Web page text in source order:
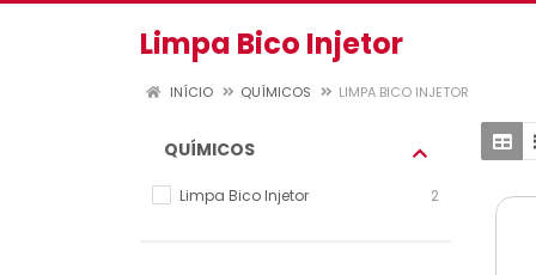
Limpa Bico Injetor
INÍCIO QUÍMICOS LIMPA BICO INJETOR
QUÍMICOS
Limpa Bico Injetor 2